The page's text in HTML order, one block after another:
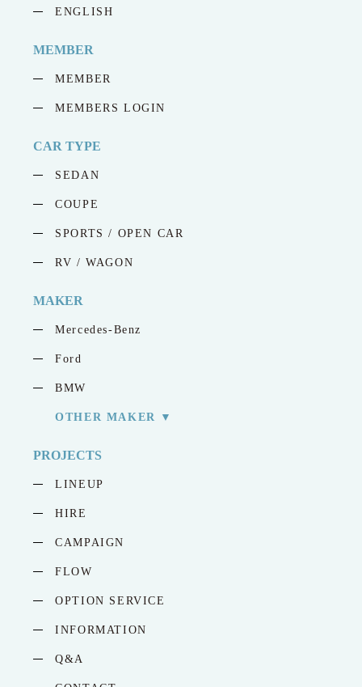
ENGLISH
MEMBER
MEMBER
MEMBERS LOGIN
CAR TYPE
SEDAN
COUPE
SPORTS / OPEN CAR
RV / WAGON
MAKER
Mercedes-Benz
Ford
BMW
OTHER MAKER
PROJECTS
LINEUP
HIRE
CAMPAIGN
FLOW
OPTION SERVICE
INFORMATION
Q&A